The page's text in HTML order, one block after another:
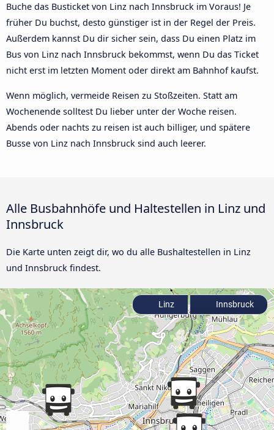
Buche das Busticket von Linz nach Innsbruck im Voraus! Je
früher Du buchst, desto günstiger ist in der Regel der Preis.
Außerdem kannst Du dir sicher sein, dass Du einen Platz im
Bus von Linz nach Innsbruck bekommst, wenn Du das Ticket
nicht erst im letzten Moment oder direkt am Bahnhof kaufst.
Wenn möglich, vermeide Reisen zu Stoßzeiten. Statt am
Wochenende solltest Du lieber unter der Woche reisen.
Abends oder nachts zu reisen ist auch billiger, und spätere
Busse von Linz nach Innsbruck sind auch leerer.
Alle Busbahnhöfe und Haltestellen in Linz und
Innsbruck
Die Karte unten zeigt dir, wo du alle Bushaltestellen in Linz
und Innsbruck findest.
Linz Innsbruck